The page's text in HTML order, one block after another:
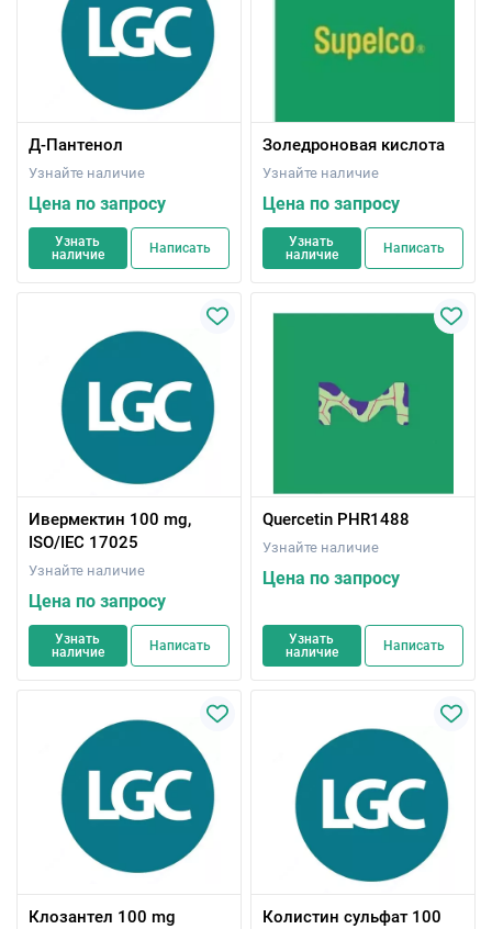
Д-Пантенол
Узнайте наличие
Цена по запросу
Узнать
наличие
Написать
Золедроновая кислота
Узнайте наличие
Цена по запросу
Узнать
наличие
Написать
Ивермектин 100 mg,
ISO/IEC 17025
Узнайте наличие
Цена по запросу
Узнать
наличие
Написать
Quercetin PHR1488
Узнайте наличие
Цена по запросу
Узнать
наличие
Написать
Клозантел 100 mg
Колистин сульфат 100